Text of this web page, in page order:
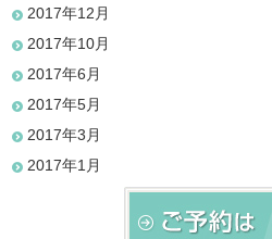
2017年12月
2017年10月
2017年6月
2017年5月
2017年3月
2017年1月